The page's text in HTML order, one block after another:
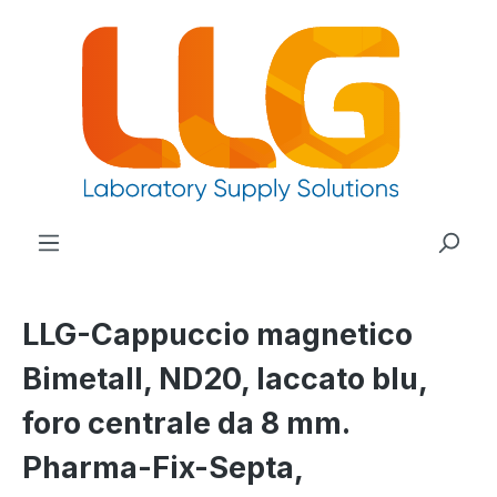
principale
LLG-Cappuccio magnetico
Bimetall, ND20, laccato blu,
foro centrale da 8 mm.
Pharma-Fix-Septa,